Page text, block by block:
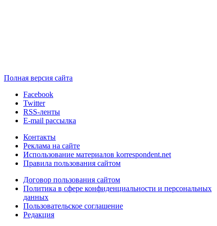
Полная версия сайта
Facebook
Twitter
RSS-ленты
E-mail рассылка
Контакты
Реклама на сайте
Использование материалов korrespondent.net
Правила пользования сайтом
Договор пользования сайтом
Политика в сфере конфиденциальности и персональных
данных
Пользовательское соглашение
Редакция